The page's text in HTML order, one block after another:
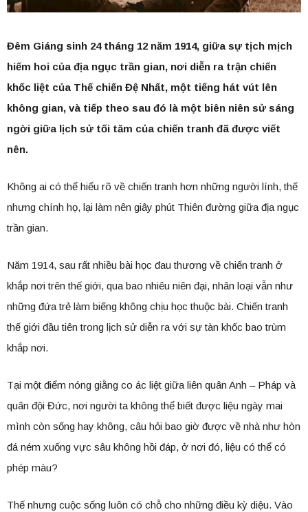
Đêm Giáng sinh 24 tháng 12 năm 1914, giữa sự tịch mịch
hiếm hoi của địa ngục trần gian, nơi diễn ra trận chiến
khốc liệt của Thế chiến Đệ Nhất, một tiếng hát vút lên
không gian, và tiếp theo sau đó là một biên niên sử sáng
ngời giữa lịch sử tối tăm của chiến tranh đã được viết
nên.
Không ai có thể hiểu rõ về chiến tranh hơn những người lính, thế
nhưng chính họ, lại làm nên giây phút Thiên đường giữa địa ngục
trần gian.
Năm 1914, sau rất nhiều bài học đau thương về chiến tranh ở
khắp nơi trên thế giới, qua bao nhiêu niên đại, nhân loại vẫn như
những đứa trẻ làm biếng không chịu học thuộc bài. Chiến tranh
thế giới đầu tiên trong lịch sử diễn ra với sự tàn khốc bao trùm
khắp nơi.
Tại một điểm nóng giằng co ác liệt giữa liên quân Anh – Pháp và
quân đội Đức, nơi người ta không thể biết được liệu ngày mai
mình còn sống hay không, câu hỏi bao giờ được về nhà như hòn
đá ném xuống vực sâu không hồi đáp, ở nơi đó, liệu có thể có
phép màu?
Thế nhưng cuộc sống luôn có chỗ cho những điều kỳ diệu. Vào